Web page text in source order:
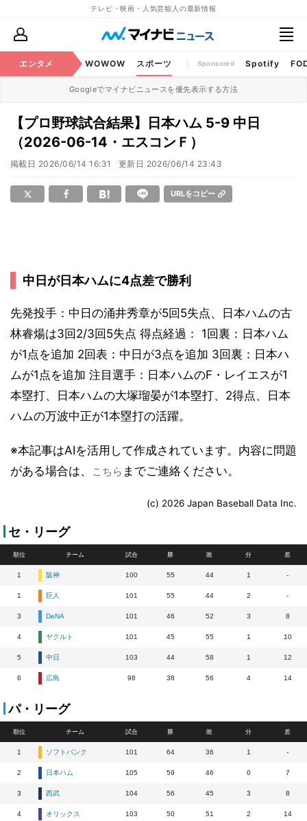
テレビ・映画・人気芸能人の最新情報
エンタメ
・CS番組 WOWOW スポーツ Sponsored Spotify
Googleでマイナビニュースを優先表示する方法
【プロ野球試合結果】日本ハム 5-9 中日
（2026-06-14・エスコンＦ）
掲載日 2026/06/14 16:31 更新日 2026/06/14 23:43
URLをコピー
中日が日本ハムに4点差で勝利
先発投手：中日の涌井秀章が5回5失点、日本ハムの古
林睿煬は3回2/3回5失点 得点経過： 1回裏：日本ハム
が1点を追加 2回表：中日が3点を追加 3回裏：日本ハ
ムが1点を追加 注目選手：日本ハムのF・レイエスが1
本塁打、日本ハムの大塚瑠晏が1本塁打、2得点、日本
ハムの万波中正が1本塁打の活躍。
※本記事はAIを活用して作成されています。内容に問題
がある場合は、
こちら までご連絡ください。
(c) 2026 Japan Baseball Data Inc.
セ・リーグ
順位 チーム 試合 勝 敗 分 差
1 阪神 100 55 44 1 -
1 巨人 101 55 44 2 -
3 DeNA 101 46 52 3 8
4 ヤクルト 101 45 55 1 10
5 中日 103 44 58 1 12
6 広島 98 38 56 4 14
パ・リーグ
順位 チーム 試合 勝 敗 分 差
1 ソフトバンク 101 64 36 1 -
2 日本ハム 105 59 46 0 7
3 西武 104 56 45 3 8
4 オリックス 103 50 51 2 14